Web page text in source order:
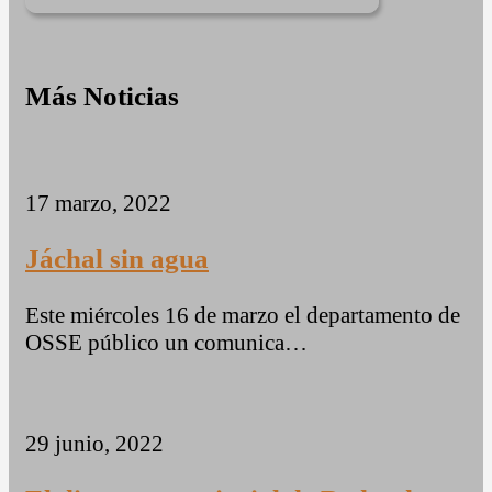
Más Noticias
17 marzo, 2022
Jáchal sin agua
Este miércoles 16 de marzo el departamento de
OSSE público un comunica…
29 junio, 2022